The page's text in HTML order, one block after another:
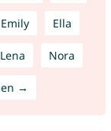
Emily Ella
Lena Nora
→